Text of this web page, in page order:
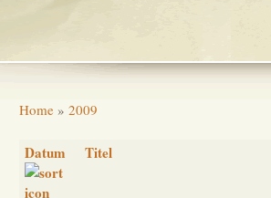
Home » 2009
Datum Titel